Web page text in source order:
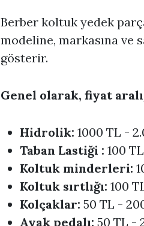
Berber koltuk yedek
modeline, markasına ve
gösterir.
Genel olarak, fiyat
Hidrolik: 1000 TL -
Taban Lastiği : 100
Koltuk minderleri:
Koltuk sırtlığı: 100
Kolçaklar: 50 TL -
Ayak pedalı: 50 TL -